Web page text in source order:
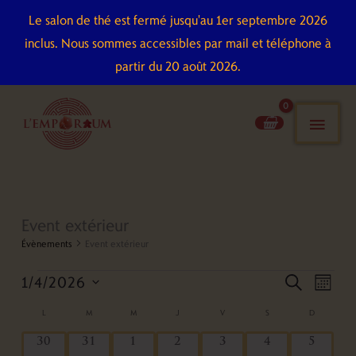
Le salon de thé est fermé jusqu'au 1er septembre 2026
inclus. Nous sommes accessibles par mail et téléphone à
partir du 20 août 2026.
contenu
Event extérieur
Évènements Event extérieur
Évènements
Recherchemois
1/4/2026
date.
Calendrier
de
M M J V S D
0
30
0
31
0
0
2
0
3
0
4
0
5